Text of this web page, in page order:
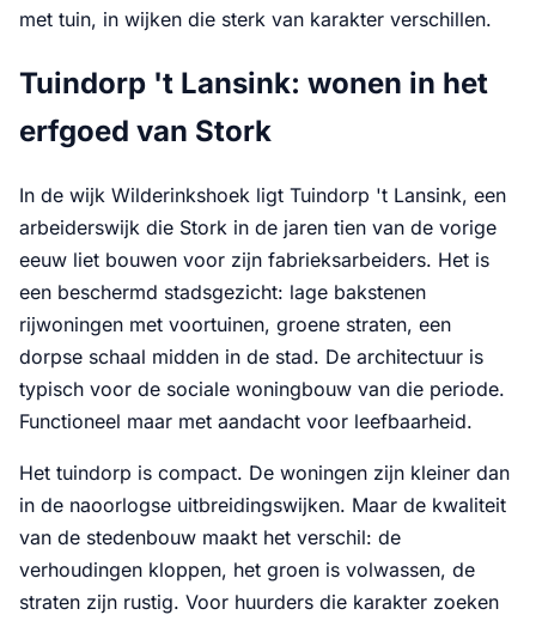
met tuin, in wijken die sterk van karakter verschillen.
Tuindorp 't Lansink: wonen in het
erfgoed van Stork
In de wijk Wilderinkshoek ligt Tuindorp 't Lansink, een
arbeiderswijk die Stork in de jaren tien van de vorige
eeuw liet bouwen voor zijn fabrieksarbeiders. Het is
een beschermd stadsgezicht: lage bakstenen
rijwoningen met voortuinen, groene straten, een
dorpse schaal midden in de stad. De architectuur is
typisch voor de sociale woningbouw van die periode.
Functioneel maar met aandacht voor leefbaarheid.
Het tuindorp is compact. De woningen zijn kleiner dan
in de naoorlogse uitbreidingswijken. Maar de kwaliteit
van de stedenbouw maakt het verschil: de
verhoudingen kloppen, het groen is volwassen, de
straten zijn rustig. Voor huurders die karakter zoeken